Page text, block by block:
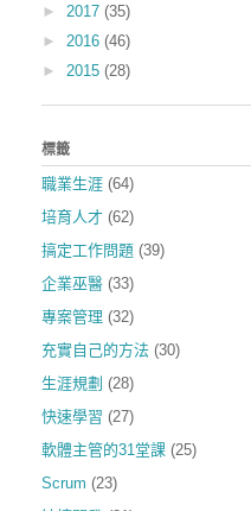
► 2017 (35)
► 2016 (46)
► 2015 (28)
標籤
職業生涯 (64)
培育人才 (62)
搞定工作問題 (39)
企業巫醫 (33)
專案管理 (32)
充實自己的方法 (30)
生涯規劃 (28)
快速學習 (27)
軟體主管的31堂課 (25)
Scrum (23)